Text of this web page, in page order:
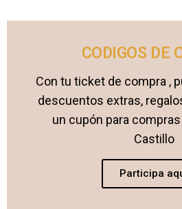
CODIGOS DE
Con tu ticket de compra ,
descuentos extras,
un cupón para
Castillo
Participa